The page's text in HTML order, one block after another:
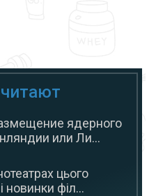
ядерного
или Ли...
цього
новинки філ...